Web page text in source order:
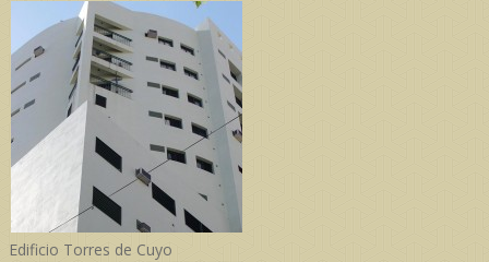
Edificio Torres de Cuyo